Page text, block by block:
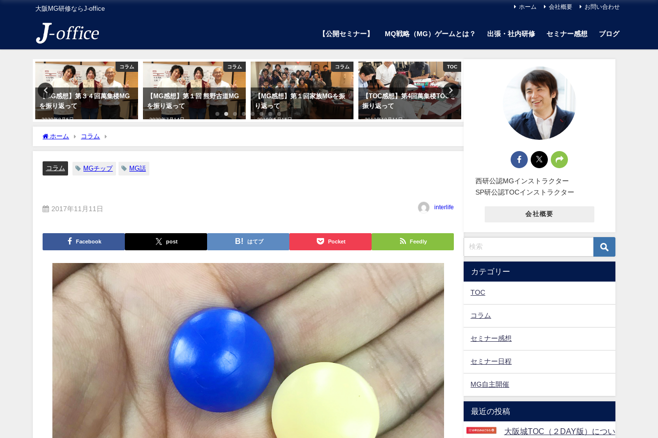
大阪MG研修ならJ-office ホーム 会社概要 お問い合わせ
【公開セミナー】 MQ戦略（MG）ゲームとは？ 出張・社内研修 セミナー感想 ブログ
コラム
【MG感想】第３４回萬集楼MG
を振り返って
2020年8月5日
コラム
【MG感想】第１回 熊野古道MG
を振り返って
2020年7月14日
コラム
【MG感想】第１回家族MGを振
り返って
2019年5月15日
TOC
【TOC感想】第4回萬集楼TOCを
振り返って
2019年10月11日
【MG感想】第２９回萬集楼MG
2019年12月12日
ホーム コラム
コラム MGチップ MG話
2017年11月11日 interlife
Facebook post はてブ Pocket Feedly
西研公認MGインストラクター
SP研公認TOCインストラクター
会社概要
カテゴリー
TOC
コラム
セミナー感想
セミナー日程
MG自主開催
最近の投稿
大阪城TOC（２DAY版）につい